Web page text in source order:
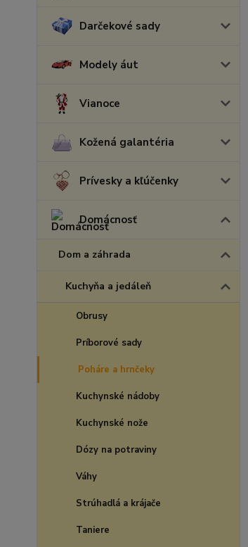
Darčekové sady
Modely áut
Vianoce
Kožená galantéria
Prívesky a kľúčenky
Domácnosť
Dom a záhrada
Kuchyňa a jedáleň
Obrusy
Príborové sady
Poháre a hrnčeky
Kuchynské nádoby
Kuchynské nože
Dózy na potraviny
Váhy
Strúhadlá a krájače
Taniere